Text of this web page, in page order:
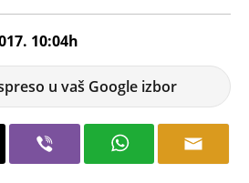
10:04h
u vaš Google izbor